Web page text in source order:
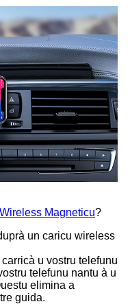
Magneticu?
un caricu wireless
u vostru telefunu
telefunu nantu à u
elimina a
guida.